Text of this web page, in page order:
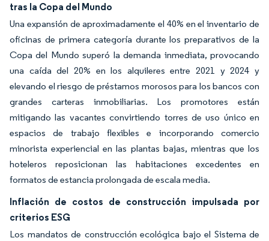
tras la Copa del Mundo
Una expansión de aproximadamente el 40% en el inventario de
oficinas de primera categoría durante los preparativos de la
Copa del Mundo superó la demanda inmediata, provocando
una caída del 20% en los alquileres entre 2021 y 2024 y
elevando el riesgo de préstamos morosos para los bancos con
grandes carteras inmobiliarias. Los promotores están
mitigando las vacantes convirtiendo torres de uso único en
espacios de trabajo flexibles e incorporando comercio
minorista experiencial en las plantas bajas, mientras que los
hoteleros reposicionan las habitaciones excedentes en
formatos de estancia prolongada de escala media.
Inflación de costos de construcción impulsada por
criterios ESG
Los mandatos de construcción ecológica bajo el Sistema de